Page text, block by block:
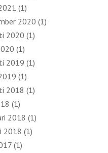
(1)
2020 (1)
2020 (1)
(1)
2019 (1)
(1)
2018 (1)
(1)
2018 (1)
2018 (1)
(1)